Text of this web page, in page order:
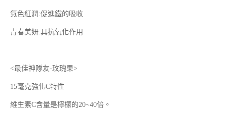
氣色紅潤:促進鐵的吸收
青春美妍:具抗氧化作用
<最佳神隊友-玫瑰果>
15毫克強化C特性
維生素C含量是檸檬的20~40倍。